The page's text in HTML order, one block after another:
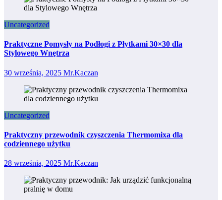
Uncategorized
Praktyczne Pomysły na Podłogi z Płytkami 30×30 dla
Stylowego Wnętrza
30 września, 2025 Mr.Kaczan
Uncategorized
Praktyczny przewodnik czyszczenia Thermomixa dla
codziennego użytku
28 września, 2025 Mr.Kaczan